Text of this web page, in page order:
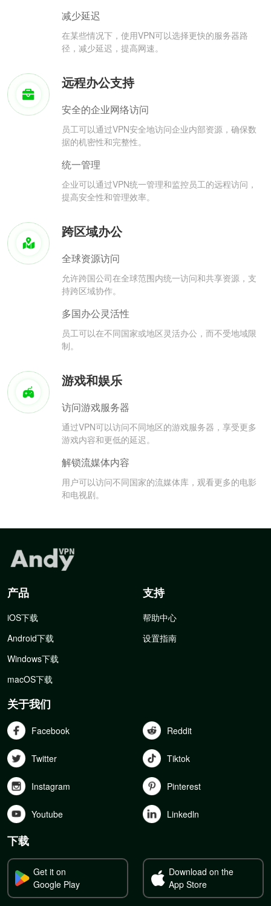
减少延迟
在某些情况下，使用VPN可以选择更快的服务器路
径，减少延迟，提高网速。
远程办公支持
安全的企业网络访问
员工可以通过VPN安全地访问企业内部资源，确保数
据的机密性和完整性。
统一管理
企业可以通过VPN统一管理和监控员工的远程访问，
提高安全性和管理效率。
跨区域办公
全球资源访问
允许跨国公司在全球范围内统一访问和共享资源，支
持跨区域协作。
多国办公灵活性
员工可以在不同国家或地区灵活办公，而不受地域限
制。
游戏和娱乐
访问游戏服务器
通过VPN可以访问不同地区的游戏服务器，享受更多
游戏内容和更低的延迟。
解锁流媒体内容
用户可以访问不同国家的流媒体库，观看更多的电影
和电视剧。
产品
iOS下载
Android下载
Windows下载
macOS下载
支持
帮助中心
设置指南
关于我们
Facebook Reddit
Twitter Tiktok
Instagram Pinterest
Youtube Linkedln
下载
Get it on
Google Play
Download on the
App Store